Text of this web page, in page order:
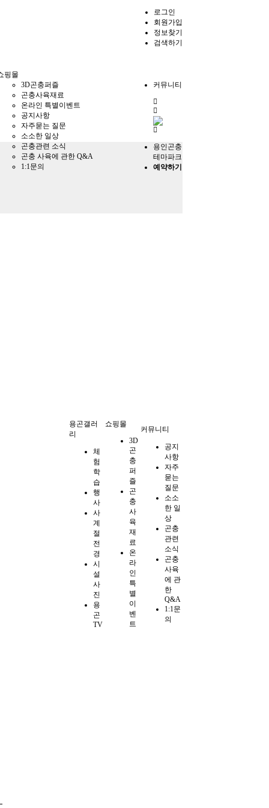
로그인
회원가입
정보찾기
검색하기
핑몰
3D곤충퍼즐
곤충사육재료
온라인 특별이벤트
커뮤니티
공지사항
자주묻는 질문
소소한 일상
곤충관련 소식
곤충 사육에 관한 Q&A
1:1문의
메
용인곤충
테마파크
예약하기
용곤갤러
리
체
험
학
습
행
사
사
계
절
전
경
시
설
사
진
용
곤
TV
쇼핑몰
3D
곤
충
퍼
즐
곤
충
사
육
재
료
온
라
인
특
별
이
벤
트
커뮤니티
공지
사항
자주
묻는
질문
소소
한 일
상
곤충
관련
소식
곤충
사육
에 관
한
Q&A
1:1문
의